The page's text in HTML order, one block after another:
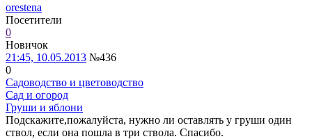
orestena
Посетители
0
Новичок
21:45, 10.05.2013 №436
0
Садоводство и цветоводство
Сад и огород
Груши и яблони
Подскажите,пожалуйста, нужно ли оставлять у груши один
ствол, если она пошла в три ствола. Спасибо.